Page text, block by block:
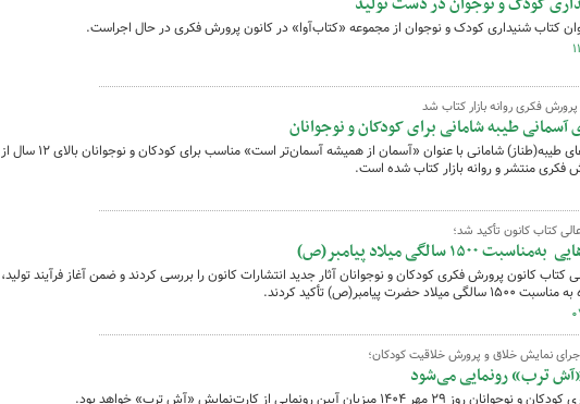
پرورش فکری روانه بازار کتاب شد
آسمانی طیبه شامانی برای کودکان و نوجوانان
تازه‌ترین سروده‌های طیبه(طناز) شامانی با عنوان «آسمان از همیشه آسمان‌تر است» مناسب برای کودکان و نوجوانان بالای ۱۲ سال از
فکری منتشر و روانه بازار کتاب شده است.
کتاب کانون تأکید شد؛
۱۵۰۰ سالگی میلاد پیامبر(ص)
کتاب کانون پرورش فکری کودکان و نوجوانان آثار جدید انتشارات کانون را بررسی کردند و ضمن آغاز فرآیند تولید،
حضرت پیامبر(ص) تأکید کردند.
نمایش خلاق و پرورش خلاقیت کودکان؛
ترب» رونمایی می‌شود
۱۴۰۴ میزبان آیین رونمایی از کارت‌نمایش «آش ترب» خواهد بود.